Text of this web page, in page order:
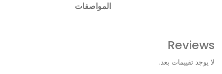
المواصفات
Reviews
لا يوجد تقييمات بعد.